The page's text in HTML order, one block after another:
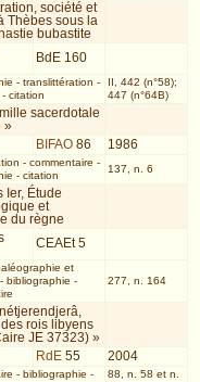
société et
Thèbes sous la
bubastite
BdE 160
- translittération -
- citation
II, 442 (n°58);
447 (n°64B)
sacerdotale
»
BIFAO 86 1986
- commentaire -
- citation
137, n. 6
Ier, Étude
et
du règne
CEAEt 5
et
- bibliographie -
277, n. 164
rois libyens
JE 37323) »
RdE 55 2004
- bibliographie -
88, n. 58 et n.